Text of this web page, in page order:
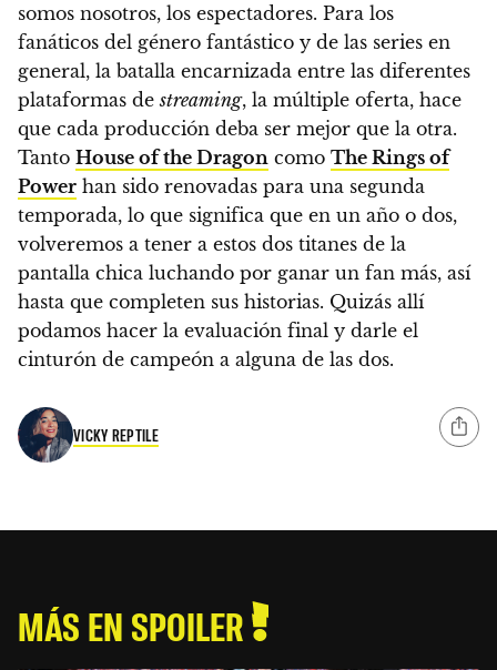
somos nosotros, los espectadores. Para los
fanáticos del género fantástico y de las series en
general, la batalla encarnizada entre las diferentes
plataformas destreaming, la múltiple oferta, hace
que cada producción deba ser mejor que la otra.
Tanto House of the Dragon como The Rings of
Power han sido renovadas para una segunda
temporada, lo que significa que en un año o dos,
volveremos a tener a estos dos titanes de la
pantalla chica luchando por ganar un fan más, así
hasta que completen sus historias. Quizás allí
podamos hacer la evaluación final y darle el
cinturón de campeón a alguna de las dos.
VICKY REPTILE
MÁS EN SPOILER